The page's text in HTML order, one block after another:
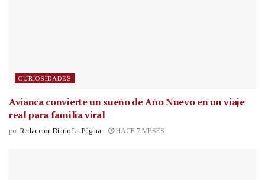
CURIOSIDADES
Avianca convierte un sueño de Año Nuevo en un viaje
real para familia viral
por Redacción Diario La Página HACE 7 MESES